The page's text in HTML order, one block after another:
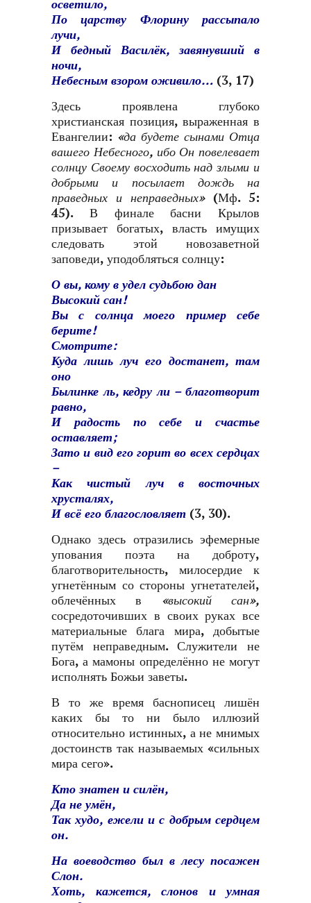
осветило,
По царству Флорину рассыпало
лучи,
И бедный Василёк, завянувший в
ночи,
Небесным взором оживило… (3, 17)
Здесь проявлена глубоко
христианская позиция, выраженная в
Евангелии: «да будете сынами Отца
вашего Небесного, ибо Он повелевает
солнцу Своему восходить над злыми и
добрыми и посылает дождь на
праведных и неправедных» (Мф. 5:
45). В финале басни Крылов
призывает богатых, власть имущих
следовать этой новозаветной
заповеди, уподобляться солнцу:
О вы, кому в удел судьбою дан
Высокий сан!
Вы с солнца моего пример себе
берите!
Смотрите:
Куда лишь луч его достанет, там
оно
Былинке ль, кедру ли – благотворит
равно,
И радость по себе и счастье
оставляет;
Зато и вид его горит во всех сердцах
–
Как чистый луч в восточных
хрусталях,
И всё его благословляет (3, 30).
Однако здесь отразились эфемерные
упования поэта на доброту,
благотворительность, милосердие к
угнетённым со стороны угнетателей,
облечённых в «высокий сан»,
сосредоточивших в своих руках все
материальные блага мира, добытые
путём неправедным. Служители не
Бога, а мамоны определённо не могут
исполнять Божьи заветы.
В то же время баснописец лишён
каких бы то ни было иллюзий
относительно истинных, а не мнимых
достоинств так называемых «сильных
мира сего».
Кто знатен и силён,
Да не умён,
Так худо, ежели и с добрым сердцем
он.
На воеводство был в лесу посажен
Слон.
Хоть, кажется, слонов и умная